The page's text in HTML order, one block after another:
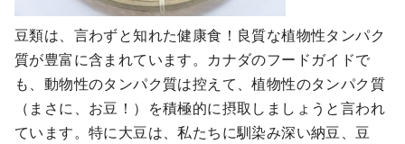
豆類は、言わずと知れた健康食！良質な植物性タンパク
質が豊富に含まれています。カナダのフードガイドで
も、動物性のタンパク質は控えて、植物性のタンパク質
（まさに、お豆！）を積極的に摂取しましょうと言われ
ています。特に大豆は、私たちに馴染み深い納豆、豆